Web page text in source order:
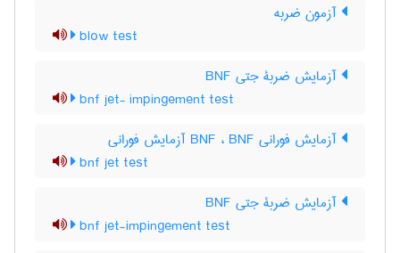
آزمون ضربه
blow test
آزمایش ضربۀ جتی BNF
bnf jet- impingement test
آزمایش فورانی BNF ، BNF آزمایش فورانی
bnf jet test
آزمایش ضربۀ جتی BNF
bnf jet-impingement test